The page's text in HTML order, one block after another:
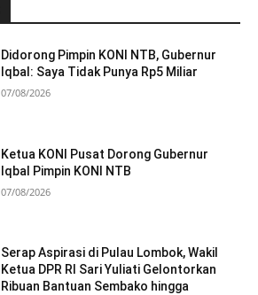
Didorong Pimpin KONI NTB, Gubernur
Iqbal: Saya Tidak Punya Rp5 Miliar
07/08/2026
Ketua KONI Pusat Dorong Gubernur
Iqbal Pimpin KONI NTB
07/08/2026
Serap Aspirasi di Pulau Lombok, Wakil
Ketua DPR RI Sari Yuliati Gelontorkan
Ribuan Bantuan Sembako hingga